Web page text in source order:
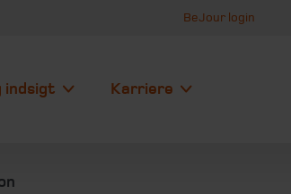
BeJour login
indsigt Karriere